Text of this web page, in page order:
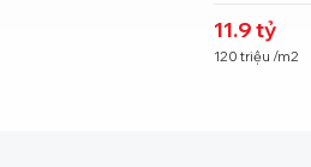
11.9tỷ
120 triệu /m2